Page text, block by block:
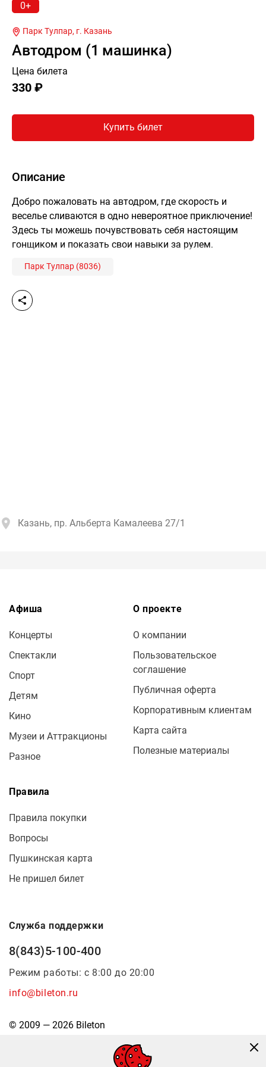
0+
Парк Тулпар, г. Казань
Автодром (1 машинка)
Цена билета
330 ₽
Купить билет
Описание
Добро пожаловать на автодром, где скорость и
веселье сливаются в одно невероятное приключение!
Здесь ты можешь почувствовать себя настоящим
гонщиком и показать свои навыки за рулем.
Парк Тулпар (8036)
Казань, пр. Альберта Камалеева 27/1
Афиша
Концерты
Спектакли
Спорт
Детям
Кино
Музеи и Аттракционы
Разное
О проекте
О компании
Пользовательское
соглашение
Публичная оферта
Корпоративным клиентам
Карта сайта
Полезные материалы
Правила
Правила покупки
Вопросы
Пушкинская карта
Не пришел билет
Служба поддержки
8(843)5-100-400
Режим работы: с 8:00 до 20:00
info@bileton.ru
© 2009 — 2026 Bileton